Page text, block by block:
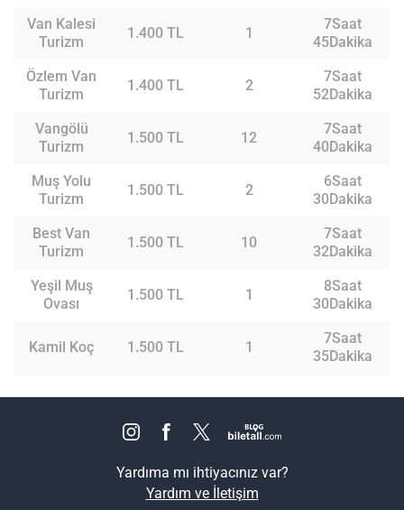
Van Kalesi
Turizm
1.400 TL 1
7Saat
45Dakika
Özlem Van
Turizm
1.400 TL 2
7Saat
52Dakika
Vangölü
Turizm
1.500 TL 12
7Saat
40Dakika
Muş Yolu
Turizm
1.500 TL 2
6Saat
30Dakika
Best Van
Turizm
1.500 TL 10
7Saat
32Dakika
Yeşil Muş
Ovası
1.500 TL 1
8Saat
30Dakika
Kamil Koç 1.500 TL 1
7Saat
35Dakika
Yardıma mı ihtiyacınız var?
Yardım ve İletişim